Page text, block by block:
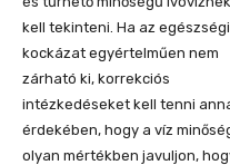
kell tekinteni. Ha az egészségi
kockázat egyértelműen nem
zárható ki, korrekciós
intézkedéseket kell tenni
érdekében, hogy a víz
olyan mértékben javuljon,